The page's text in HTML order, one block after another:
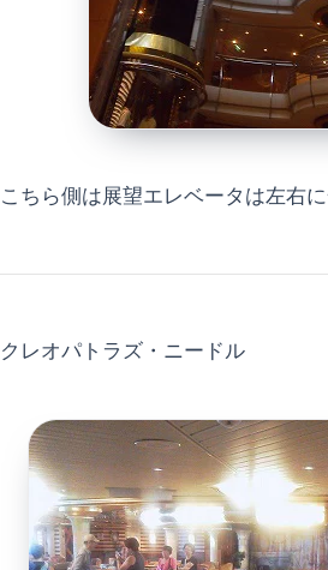
こちら側は展望エレベータは左右に
クレオパトラズ・ニードル